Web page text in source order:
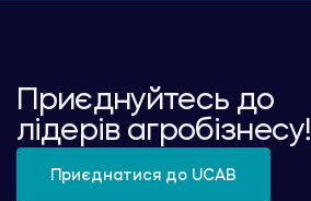
Приєднуйтесь до
лідерів агробізнесу!
Приєднатися до UCAB